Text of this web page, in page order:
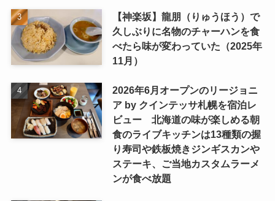
【神楽坂】龍朋（りゅうほう）で
久しぶりに名物のチャーハンを食
べたら味が変わっていた（2025年
11月）
2026年6月オープンのリージョニ
ア by クインテッサ札幌を宿泊レ
ビュー 北海道の味が楽しめる朝
食のライブキッチンは13種類の握
り寿司や鉄板焼きジンギスカンや
ステーキ、ご当地カスタムラーメ
ンが食べ放題